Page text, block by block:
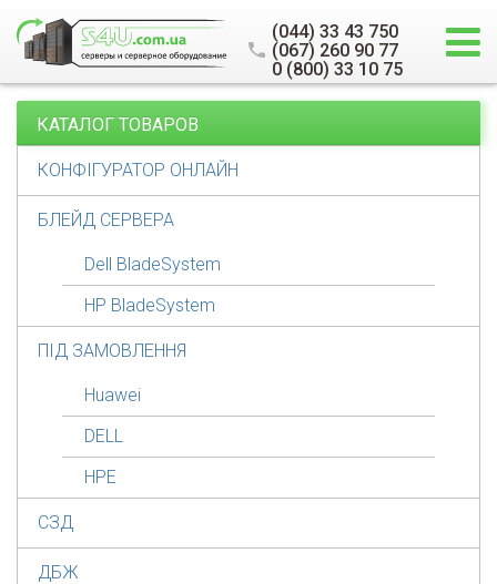
(044) 33 43 750
(067) 260 90 77
0 (800) 33 10 75
КАТАЛОГ ТОВАРОВ
КОНФІГУРАТОР ОНЛАЙН
БЛЕЙД СЕРВЕРА
Dell BladeSystem
HP BladeSystem
ПІД ЗАМОВЛЕННЯ
Huawei
DELL
HPE
СЗД
ДБЖ